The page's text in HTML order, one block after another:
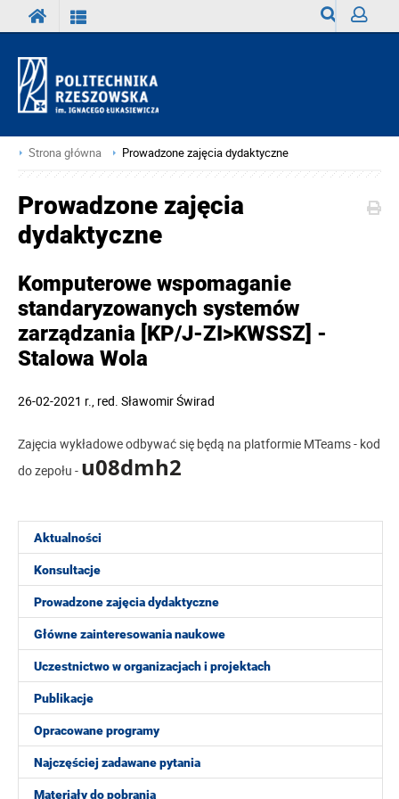
Strona główna Prowadzone zajęcia dydaktyczne
Aktualności
Konsultacje
Prowadzone zajęcia dydaktyczne
Główne zainteresowania naukowe
Uczestnictwo w organizacjach i projektach
Publikacje
Opracowane programy
Najczęściej zadawane pytania
Materiały do pobrania
Prowadzone zajęcia
dydaktyczne
Komputerowe wspomaganie
standaryzowanych systemów
zarządzania [KP/J-ZI>KWSSZ] -
Stalowa Wola
26-02-2021 r. red. Sławomir Świrad
Zajęcia wykładowe odbywać się będą na platformie MTeams - kod
do zepołu - u08dmh2